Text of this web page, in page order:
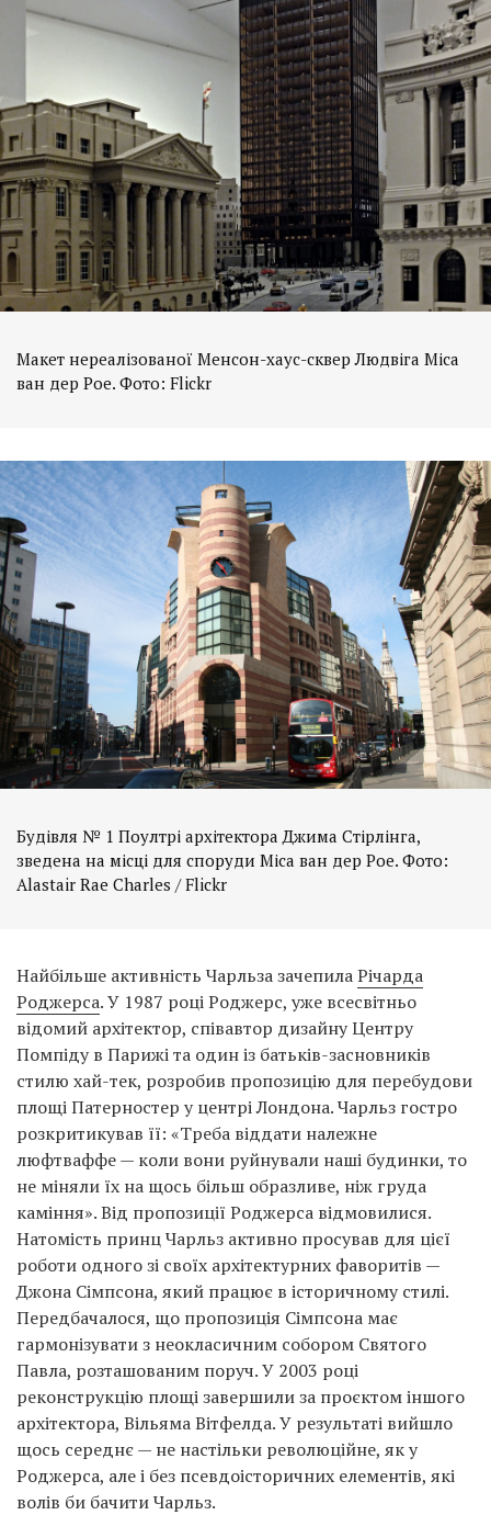
Макет нереалізованої Менсон-хаус-сквер Людвіга Міса
ван дер Рое. Фото: Flickr
Будівля № 1 Поултрі архітектора Джима Стірлінга,
зведена на місці для споруди Міса ван дер Рое. Фото:
Alastair Rae Charles / Flickr
Найбільше активність Чарльза зачепилаРічарда
Роджерса. У 1987 році Роджерс, уже всесвітньо
відомий архітектор, співавтор дизайну Центру
Помпіду в Парижі та один із батьків-засновників
стилю хай-тек, розробив пропозицію для перебудови
площі Патерностер у центрі Лондона. Чарльз гостро
розкритикував її: «Треба віддати належне
люфтваффе — коли вони руйнували наші будинки, то
не міняли їх на щось більш образливе, ніж груда
каміння». Від пропозиції Роджерса відмовилися.
Натомість принц Чарльз активно просував для цієї
роботи одного зі своїх архітектурних фаворитів —
Джона Сімпсона, який працює в історичному стилі.
Передбачалося, що пропозиція Сімпсона має
гармонізувати з неокласичним собором Святого
Павла, розташованим поруч. У 2003 році
реконструкцію площі завершили за проєктом іншого
архітектора, Вільяма Вітфелда. У результаті вийшло
щось середнє — не настільки революційне, як у
Роджерса, але і без псевдоісторичних елементів, які
волів би бачити Чарльз.